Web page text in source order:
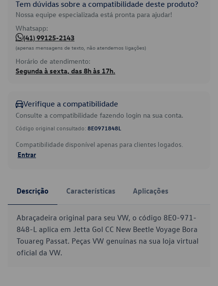
Tem dúvidas sobre a compatibilidade deste produto?
Nossa equipe especializada está pronta para ajudar!
Whatsapp:
(41) 99125-2143
(apenas mensagens de texto, não atendemos ligações)
Horário de atendimento:
Segunda à sexta, das 8h às 17h.
Verifique a compatibilidade
Consulte a compatibilidade fazendo login na sua conta.
Código original consultado: 8E0971848L
Compatibilidade disponível apenas para clientes logados.
Entrar
Descrição Características Aplicações
Abraçadeira original para seu VW, o código 8E0-971-
848-L aplica em Jetta Gol CC New Beetle Voyage Bora
Touareg Passat. Peças VW genuínas na sua loja virtual
oficial da VW.